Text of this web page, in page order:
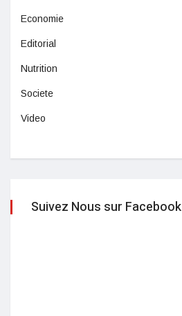
Economie
Editorial
Nutrition
Societe
Video
Suivez Nous sur Facebook